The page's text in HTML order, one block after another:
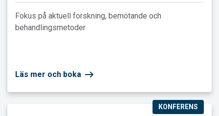
Fokus på aktuell forskning, bemötande och
behandlingsmetoder
Läs mer och boka
Läs mer och boka Optimerad operationsplaneringKONFERENS